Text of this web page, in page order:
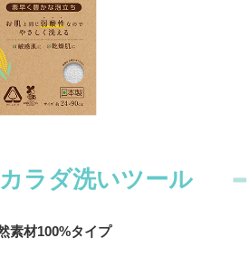
ラダ洗いツール
素材100%タイプ